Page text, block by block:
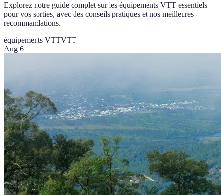
Explorez notre guide complet sur les équipements VTT essentiels
pour vos sorties, avec des conseils pratiques et nos meilleures
recommandations.
équipements VTTVTT
Aug 6